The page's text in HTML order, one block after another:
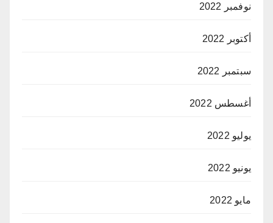
نوفمبر 2022
أكتوبر 2022
سبتمبر 2022
أغسطس 2022
يوليو 2022
يونيو 2022
مايو 2022